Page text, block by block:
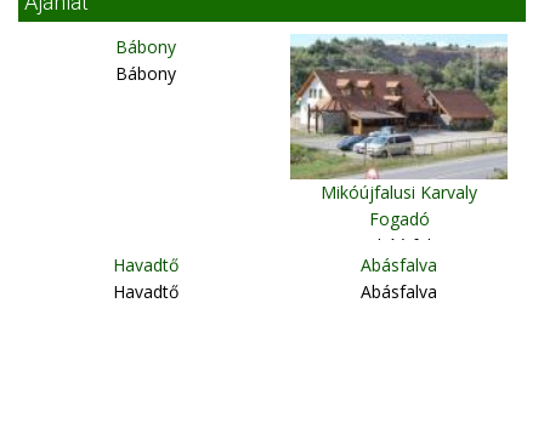
Bábony
Bábony
Mikóújfalusi Karvaly
Fogadó
Mikóújfalu
Havadtő
Havadtő
Abásfalva
Abásfalva